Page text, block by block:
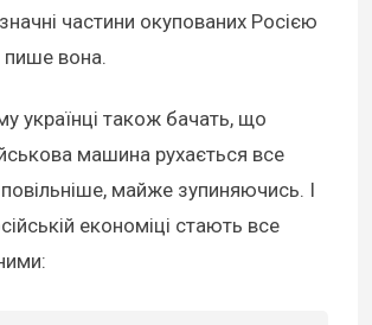
частини окупованих Росією
пише вона.
українці також бачать, що
машина рухається все
повільніше, майже зупиняючись. І
економіці стають все